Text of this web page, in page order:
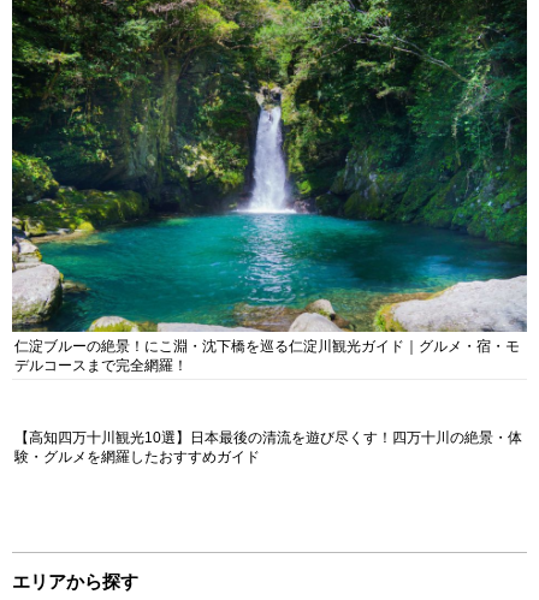
仁淀ブルーの絶景！にこ淵・沈下橋を巡る仁淀川観光ガイド｜グルメ・宿・モ
デルコースまで完全網羅！
【高知四万十川観光10選】日本最後の清流を遊び尽くす！四万十川の絶景・体
験・グルメを網羅したおすすめガイド
エリアから探す